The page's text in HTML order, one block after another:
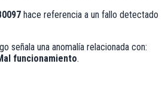
hace referencia a un fallo detectado
señala una anomalía relacionada con:
funcionamiento.